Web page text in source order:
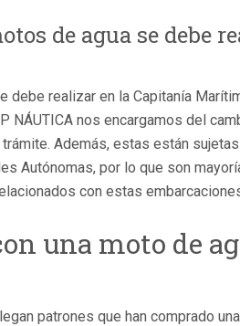
de agua se debe
debe realizar en la Capitanía
NÁUTICA nos encargamos del
Además, estas están
Autónomas, por lo que son
con estas
una moto de
patrones que han comprado